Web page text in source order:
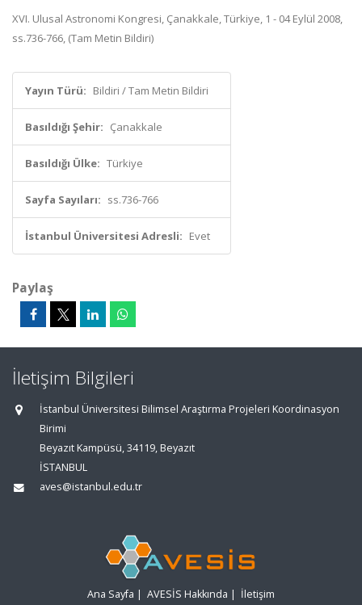
XVI. Ulusal Astronomi Kongresi, Çanakkale, Türkiye, 1 - 04 Eylül 2008,
ss.736-766, (Tam Metin Bildiri)
Yayın Türü: Bildiri / Tam Metin Bildiri
Basıldığı Şehir: Çanakkale
Basıldığı Ülke: Türkiye
Sayfa Sayıları: ss.736-766
İstanbul Üniversitesi Adresli: Evet
Paylaş
İletişim Bilgileri
İstanbul Üniversitesi Bilimsel Araştırma Projeleri Koordinasyon
Birimi
Beyazıt Kampüsü, 34119, Beyazıt
İSTANBUL
aves@istanbul.edu.tr
Ana Sayfa | AVESİS Hakkında | İletişim